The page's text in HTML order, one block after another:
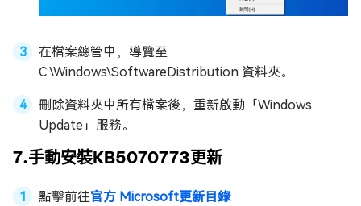
在檔案總管中，導覽至
C:\Windows\SoftwareDistribution 資料夾。
刪除資料夾中所有檔案後，重新啟動「Windows
Update」服務。
7.手動安裝KB5070773更新
點擊前往官方 Microsoft更新目錄